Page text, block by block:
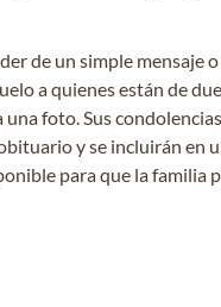
de un simple mensaje
a quienes están de
foto. Sus
y se incluirán en
para que la familia